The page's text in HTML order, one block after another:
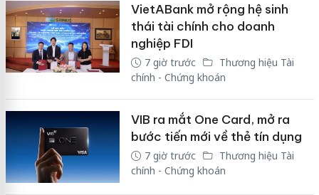
VietABank mở rộng hệ sinh
thái tài chính cho doanh
nghiệp FDI
7 giờ trước
Thương hiệu Tài
chính - Chứng khoán
VIB ra mắt One Card, mở ra
bước tiến mới về thẻ tín dụng
7 giờ trước
Thương hiệu Tài
chính - Chứng khoán